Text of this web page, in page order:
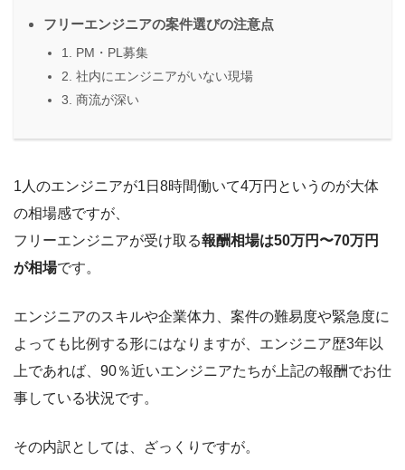
フリーエンジニアの案件選びの注意点
1. PM・PL募集
2. 社内にエンジニアがいない現場
3. 商流が深い
1人のエンジニアが1日8時間働いて4万円というのが大体
の相場感ですが、
フリーエンジニアが受け取る報酬相場は50万円〜70万円
が相場です。
エンジニアのスキルや企業体力、案件の難易度や緊急度に
よっても比例する形にはなりますが、エンジニア歴3年以
上であれば、90％近いエンジニアたちが上記の報酬でお仕
事している状況です。
その内訳としては、ざっくりですが。